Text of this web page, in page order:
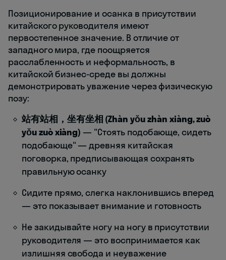
Позиционирование и осанка в присутствии
китайского руководителя имеют
первостепенное значение. В отличие от
западного мира, где поощряется
расслабленность и неформальность, в
китайской бизнес-среде вы должны
демонстрировать уважение через физическую
позу:
站有站相，坐有坐相 (Zhàn yǒu zhàn xiàng, zuò
yǒu zuò xiàng) — "Стоять подобающе, сидеть
подобающе" — древняя китайская
поговорка, предписывающая сохранять
правильную осанку
Сидите прямо, слегка наклонившись вперед
— это показывает внимание и готовность
Не закидывайте ногу на ногу в присутствии
руководителя — это воспринимается как
излишняя свобода и неуважение